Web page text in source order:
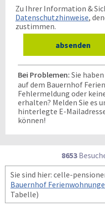
Zu Ihrer Information &
Datenschutzhinweise,
zustimmen.
Bei Problemen: Sie
auf dem Bauernhof
Fehlermeldung oder
erhalten? Melden Sie es
hinterlegte E-
können!
8653
Sie sind hier: celle-
Bauernhof
Tabelle)